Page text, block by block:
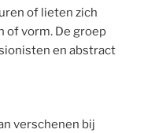
of lieten zich
of vorm. De groep
en abstract
verschenen bij